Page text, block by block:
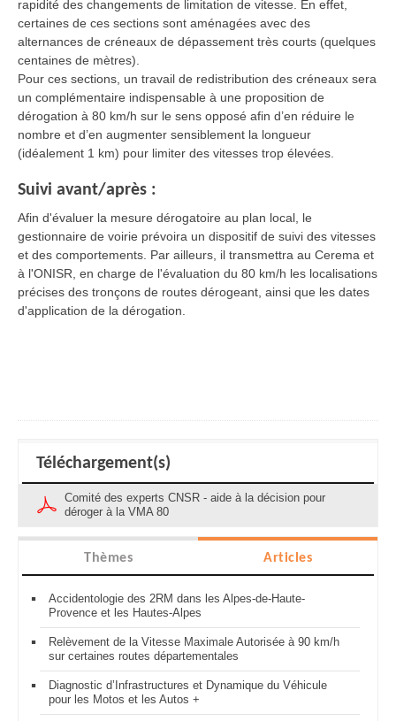
rapidité des changements de limitation de vitesse. En effet,
certaines de ces sections sont aménagées avec des
alternances de créneaux de dépassement très courts (quelques
centaines de mètres).
Pour ces sections, un travail de redistribution des créneaux sera
un complémentaire indispensable à une proposition de
dérogation à 80 km/h sur le sens opposé afin d’en réduire le
nombre et d’en augmenter sensiblement la longueur
(idéalement 1 km) pour limiter des vitesses trop élevées.
Suivi avant/après :
Afin d'évaluer la mesure dérogatoire au plan local, le
gestionnaire de voirie prévoira un dispositif de suivi des vitesses
et des comportements. Par ailleurs, il transmettra au Cerema et
à l'ONISR, en charge de l'évaluation du 80 km/h les localisations
précises des tronçons de routes dérogeant, ainsi que les dates
d'application de la dérogation.
Téléchargement(s)
Comité des experts CNSR - aide à la décision pour
déroger à la VMA 80
Thèmes Articles
Accidentologie des 2RM dans les Alpes-de-Haute-
Provence et les Hautes-Alpes
Relèvement de la Vitesse Maximale Autorisée à 90 km/h
sur certaines routes départementales
Diagnostic d’Infrastructures et Dynamique du Véhicule
pour les Motos et les Autos +